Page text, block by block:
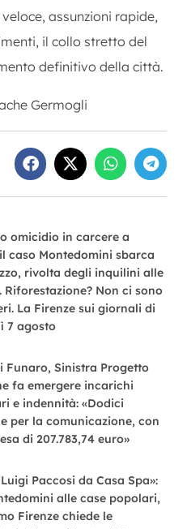
assunzioni rapide,
il collo stretto del
definitivo della città.
Germogli
omicidio in carcere a
caso Montedomini sbarca
rivolta degli inquilini alle
Riforestazione? Non ci sono
La Firenze sui giornali di
7 agosto
Funaro, Sinistra Progetto
fa emergere incarichi
e indennità: «Dodici
per la comunicazione, con
di 207.783,74 euro»
Paccosi da Casa Spa»:
alle case popolari,
Firenze chiede le